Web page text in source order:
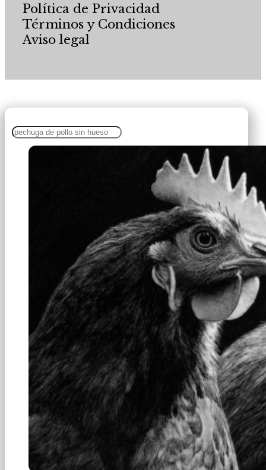
Política de Privacidad
Términos y Condiciones
Aviso legal